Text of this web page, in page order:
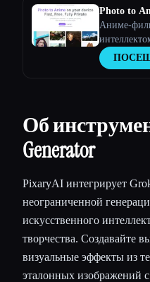
Photo to
Аниме-
памяти
Об
Generator
PixaryAI интегрирует
неограниченной
искусственного
творчества. Создавайте
визуальные эффекты из
эталонных изображений